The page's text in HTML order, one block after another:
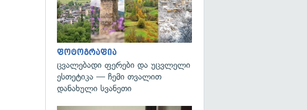
ფოტოგრაფია
ცვალებადი ფერები და უცვლელი
ესთეტიკა — ჩემი თვალით
დანახული სვანეთი